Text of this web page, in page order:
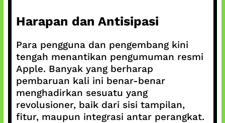
Harapan dan Antisipasi
Para pengguna dan pengembang kini
tengah menantikan pengumuman resmi
Apple. Banyak yang berharap
pembaruan kali ini benar-benar
menghadirkan sesuatu yang
revolusioner, baik dari sisi tampilan,
fitur, maupun integrasi antar perangkat.